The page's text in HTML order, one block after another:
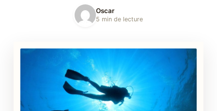
Oscar
5 min de lecture